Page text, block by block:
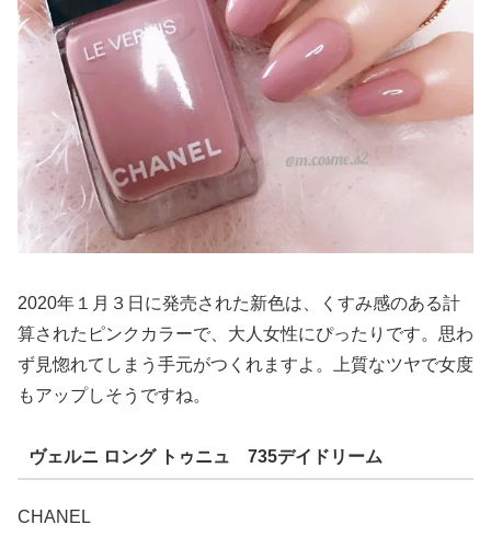
2020年１月３日に発売された新色は、くすみ感のある計
算されたピンクカラーで、大人女性にぴったりです。思わ
ず見惚れてしまう手元がつくれますよ。上質なツヤで女度
もアップしそうですね。
ヴェルニ ロング トゥニュ 735デイドリーム
CHANEL